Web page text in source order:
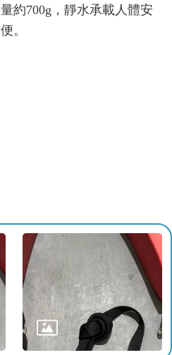
約700g ，靜水承載人體安
。